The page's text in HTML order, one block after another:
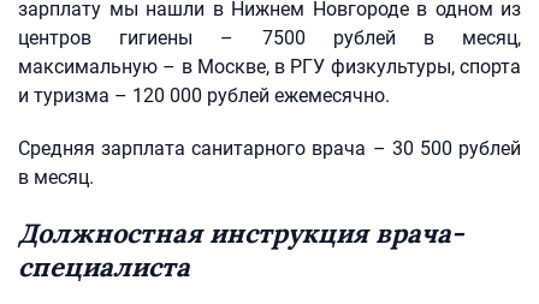
зарплату мы нашли в Нижнем Новгороде в одном из
центров гигиены – 7500 рублей в месяц,
максимальную – в Москве, в РГУ физкультуры, спорта
и туризма – 120 000 рублей ежемесячно.
Средняя зарплата санитарного врача – 30 500 рублей
в месяц.
Должностная инструкция врача-
специалиста